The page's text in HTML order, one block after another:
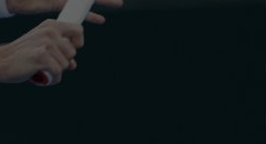
Einstellungen, falls der
Betreiber dies eingestellt hat.